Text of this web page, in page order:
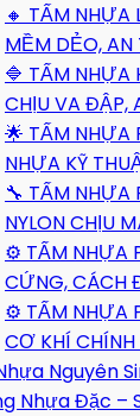
🔸 TẤM NHỰA
MỀM DẺO,
🔷 TẤM NHỰA
CHỊU VA ĐẬP,
🌟 TẤM NHỰA
NHỰA KỸ
🔧 TẤM NHỰA
NYLON CHỊU
⚙️ TẤM NHỰA
CỨNG, CÁCH
⚙️ TẤM NHỰA
CƠ KHÍ CHÍNH
Nguyên
Nhựa Đặc –